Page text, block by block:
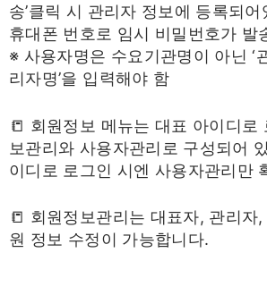
송’클릭 시 관리자 정보에 등록되
휴대폰 번호로 임시 비밀번호가 발
※ 사용자명은 수요기관명이 아닌 ‘
리자명’을 입력해야 함
📒 회원정보 메뉴는 대표 아이디로
보관리와 사용자관리로 구성되어
이디로 로그인 시엔 사용자관리만
📒 회원정보관리는 대표자, 관리자
원 정보 수정이 가능합니다.